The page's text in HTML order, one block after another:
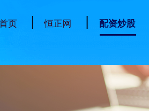
页 恒正网 配资炒股